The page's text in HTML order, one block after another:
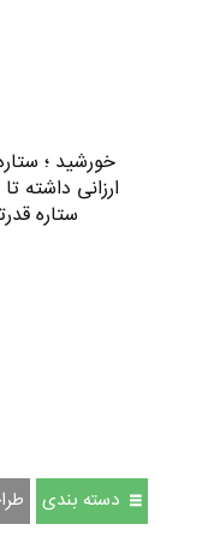
خورشید ؛
ارزانی داشته
ستاره
دسته بندی